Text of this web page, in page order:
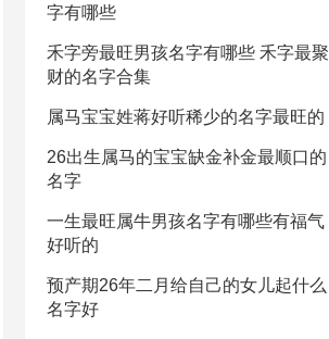
字有哪些
禾字旁最旺男孩名字有哪些 禾字最聚
财的名字合集
属马宝宝姓蒋好听稀少的名字最旺的
26出生属马的宝宝缺金补金最顺口的
名字
一生最旺属牛男孩名字有哪些有福气
好听的
预产期26年二月给自己的女儿起什么
名字好